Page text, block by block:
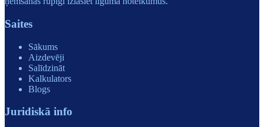
Saites
Sākums
Aizdevēji
Salīdzināt
Kalkulators
Blogs
Juridiskā info